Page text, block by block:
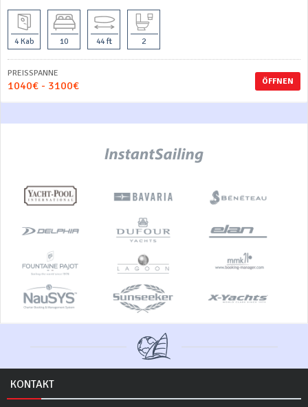
4 Kab 10 44 ft 2
ÖFFNEN
PREISSPANNE
1040€ - 3100€
KONTAKT